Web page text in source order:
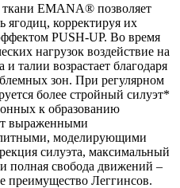
EMANA® позволяет
ягодиц, корректируя их
PUSH-UP. Во время
нагрузок воздействие на
талии возрастает благодаря
зон. При регулярном
более стройный силуэт*
к образованию
выраженными
моделирующими
силуэта, максимальный
полная свобода движений –
преимущество Леггинсов.